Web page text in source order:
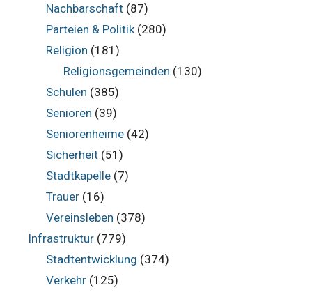
Nachbarschaft(87)
Parteien & Politik(280)
Religion (181)
Religionsgemeinden (130)
Schulen (385)
Senioren (39)
Seniorenheime(42)
Sicherheit(51)
Stadtkapelle(7)
Trauer(16)
Vereinsleben (378)
Infrastruktur (779)
Stadtentwicklung (374)
Verkehr(125)